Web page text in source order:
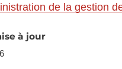
de la gestion
à jour